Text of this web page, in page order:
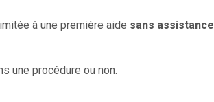
à une première aide sans assistance
une procédure ou non.